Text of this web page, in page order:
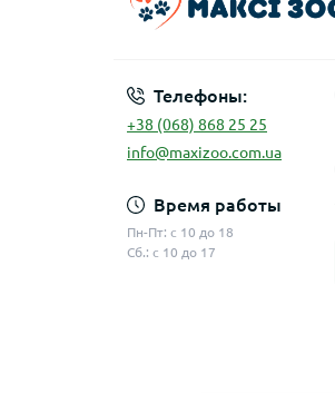
Телефоны:
+38 (068) 868 25 25
info@maxizoo.com.ua
Время работы
Пн-Пт: с 10 до 18
Сб.: с 10 до 17